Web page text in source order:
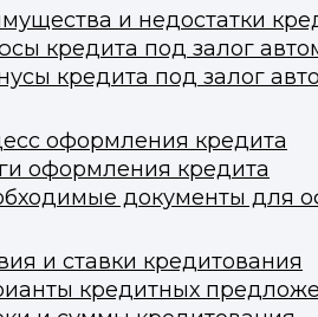
и недостатки
кредита под залог
кредита под залог
оформления кредита
оформления кредита
документы для
и ставки кредитования
кредитных